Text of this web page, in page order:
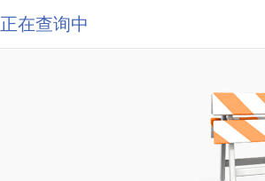
正在查询中